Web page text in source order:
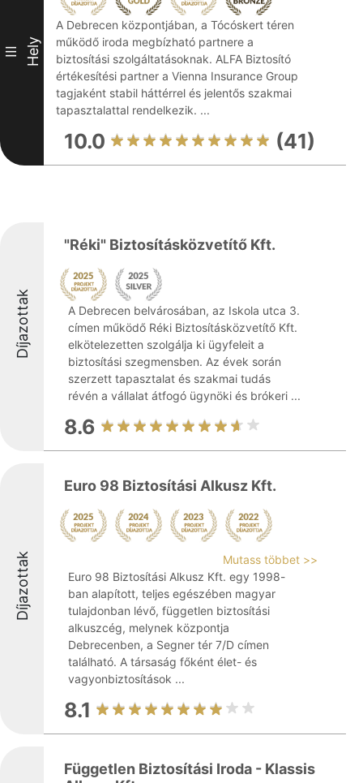
III Hely
A Debrecen központjában, a Tócóskert téren
működő iroda megbízható partnere a
biztosítási szolgáltatásoknak. ALFA Biztosító
értékesítési partner a Vienna Insurance Group
tagjaként stabil háttérrel és jelentős szakmai
tapasztalattal rendelkezik. ...
10.0 (41)
Díjazottak
"Réki" Biztosításközvetítő Kft.
A Debrecen belvárosában, az Iskola utca 3.
címen működő Réki Biztosításközvetítő Kft.
elkötelezetten szolgálja ki ügyfeleit a
biztosítási szegmensben. Az évek során
szerzett tapasztalat és szakmai tudás
révén a vállalat átfogó ügynöki és brókeri ...
8.6
Díjazottak
Euro 98 Biztosítási Alkusz Kft.
Mutass többet >>
Euro 98 Biztosítási Alkusz Kft. egy 1998-
ban alapított, teljes egészében magyar
tulajdonban lévő, független biztosítási
alkuszcég, melynek központja
Debrecenben, a Segner tér 7/D címen
található. A társaság főként élet- és
vagyonbiztosítások ...
8.1
Független Biztosítási Iroda - Klassis